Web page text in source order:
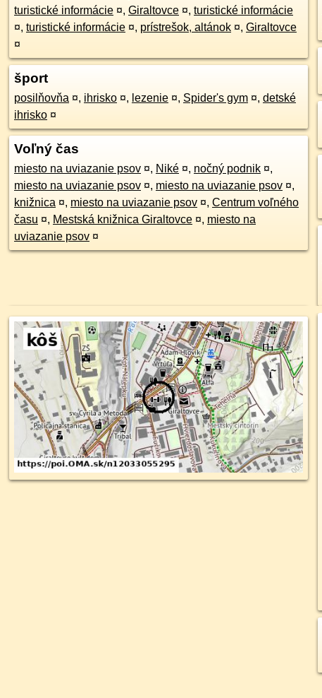
turistické informácie ¤, Giraltovce ¤, turistické informácie
¤, turistické informácie ¤, prístrešok, altánok ¤, Giraltovce
¤
šport
posilňovňa ¤, ihrisko ¤, lezenie ¤, Spider's gym ¤, detské
ihrisko ¤
Voľný čas
miesto na uviazanie psov ¤, Niké ¤, nočný podnik ¤,
miesto na uviazanie psov ¤, miesto na uviazanie psov ¤,
knižnica ¤, miesto na uviazanie psov ¤, Centrum voľného
času ¤, Mestská knižnica Giraltovce ¤, miesto na
uviazanie psov ¤